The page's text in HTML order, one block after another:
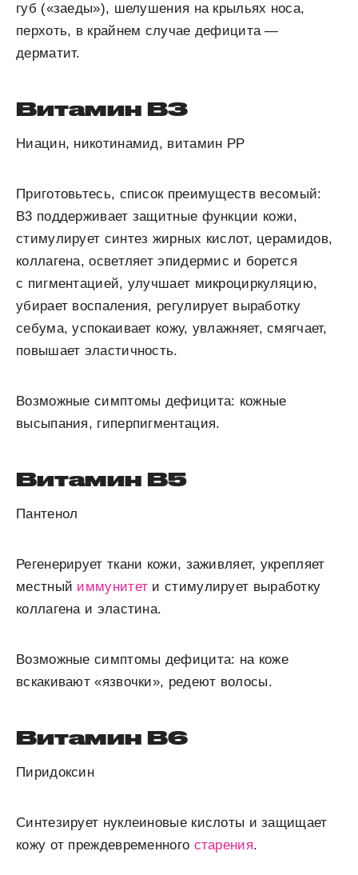
губ («заеды»), шелушения на крыльях носа,
перхоть, в крайнем случае дефицита —
дерматит.
Витамин В3
Ниацин, никотинамид, витамин РР
Приготовьтесь, список преимуществ весомый:
В3 поддерживает защитные функции кожи,
стимулирует синтез жирных кислот, церамидов,
коллагена, осветляет эпидермис и борется
с пигментацией, улучшает микроциркуляцию,
убирает воспаления, регулирует выработку
себума, успокаивает кожу, увлажняет, смягчает,
повышает эластичность.
Возможные симптомы дефицита: кожные
высыпания, гиперпигментация.
Витамин В5
Пантенол
Регенерирует ткани кожи, заживляет, укрепляет
местный иммунитет и стимулирует выработку
коллагена и эластина.
Возможные симптомы дефицита: на коже
вскакивают «язвочки», редеют волосы.
Витамин В6
Пиридоксин
Синтезирует нуклеиновые кислоты и защищает
кожу от преждевременного старения.